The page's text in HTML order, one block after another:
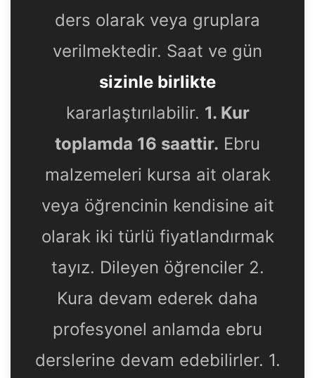
ders olarak veya gruplara
verilmektedir. Saat ve gün
sizinle birlikte
kararlaştırılabilir. 1. Kur
toplamda 16 saattir. Ebru
malzemeleri kursa ait olarak
veya öğrencinin kendisine ait
olarak iki türlü fiyatlandırmak
tayız. Dileyen öğrenciler 2.
Kura devam ederek daha
profesyonel anlamda ebru
derslerine devam edebilirler. 1.